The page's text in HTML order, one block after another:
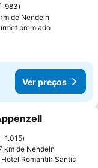
983
de Nendeln
premiadoVer
Ver preços
favoritos
1.015
km de Nendeln
Romantik SantisVer